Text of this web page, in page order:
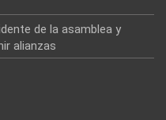
de la asamblea y
alianzas